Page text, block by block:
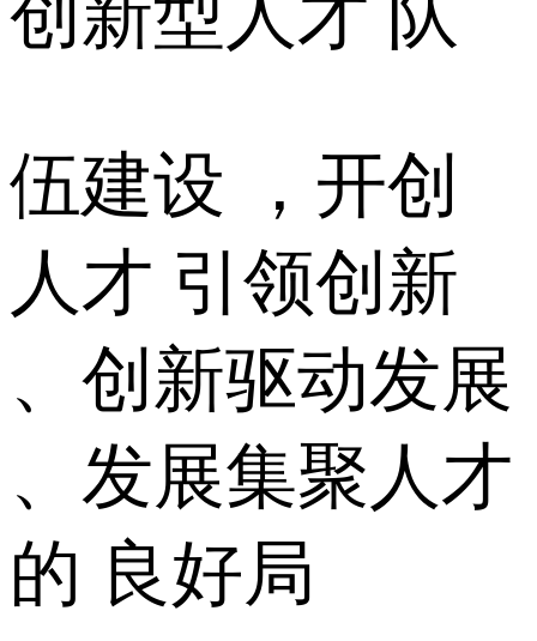
创新型人才 队
伍建设 ，开创
人才 引领创新
、创新驱动发展
、发展集聚人才
的 良好局